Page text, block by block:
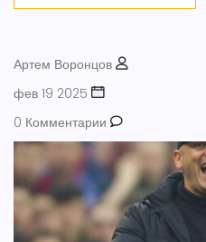
Артем Воронцов
фев 19 2025
0 Комментарии